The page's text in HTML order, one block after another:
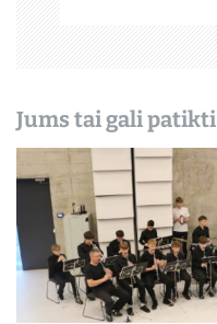
Jums tai gali patikti